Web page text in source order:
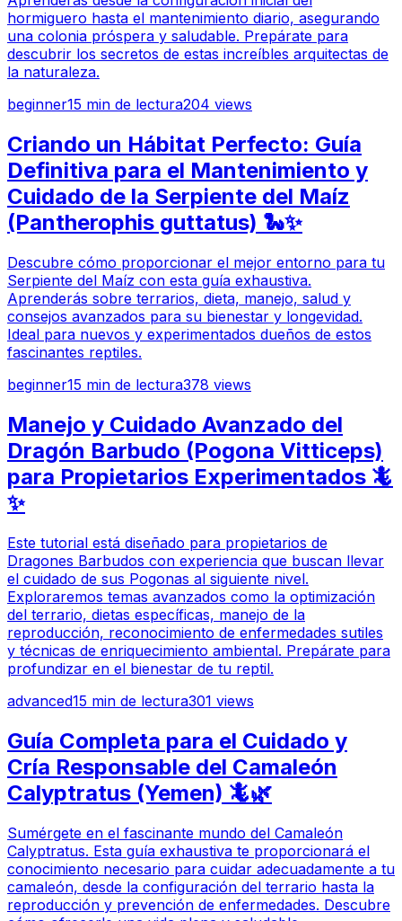
hormiguero hasta el mantenimiento diario, asegurando
una colonia próspera y saludable. Prepárate para
descubrir los secretos de estas increíbles arquitectas de
la naturaleza.
beginner15 min de lectura204 views
Criando un Hábitat Perfecto: Guía
Definitiva para el Mantenimiento y
Cuidado de la Serpiente del Maíz
(Pantherophis guttatus) 🐍✨
Descubre cómo proporcionar el mejor entorno para tu
Serpiente del Maíz con esta guía exhaustiva.
Aprenderás sobre terrarios, dieta, manejo, salud y
consejos avanzados para su bienestar y longevidad.
Ideal para nuevos y experimentados dueños de estos
fascinantes reptiles.
beginner15 min de lectura378 views
Manejo y Cuidado Avanzado del
Dragón Barbudo (Pogona Vitticeps)
para Propietarios Experimentados 🦎
✨
Este tutorial está diseñado para propietarios de
Dragones Barbudos con experiencia que buscan llevar
el cuidado de sus Pogonas al siguiente nivel.
Exploraremos temas avanzados como la optimización
del terrario, dietas específicas, manejo de la
reproducción, reconocimiento de enfermedades sutiles
y técnicas de enriquecimiento ambiental. Prepárate para
profundizar en el bienestar de tu reptil.
advanced15 min de lectura301 views
Guía Completa para el Cuidado y
Cría Responsable del Camaleón
Calyptratus (Yemen) 🦎🌿
Sumérgete en el fascinante mundo del Camaleón
Calyptratus. Esta guía exhaustiva te proporcionará el
conocimiento necesario para cuidar adecuadamente a tu
camaleón, desde la configuración del terrario hasta la
reproducción y prevención de enfermedades. Descubre